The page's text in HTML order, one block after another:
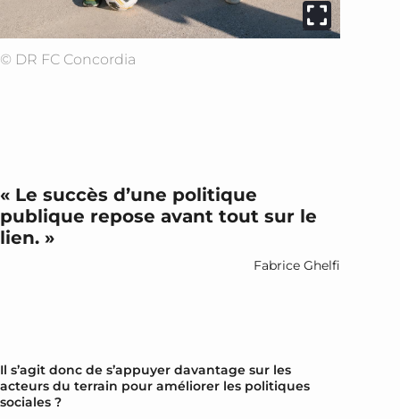
© DR FC Concordia
« Le succès d’une politique
publique repose avant tout sur le
lien. »
Fabrice Ghelfi
Il s’agit donc de s’appuyer davantage sur les
acteurs du terrain pour améliorer les politiques
sociales ?